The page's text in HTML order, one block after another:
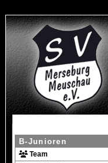
B-Junioren
Team